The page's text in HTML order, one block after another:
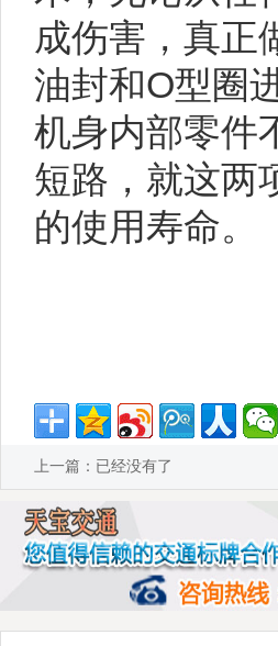
成伤害，真正
油封和O型圈
机身内部零件
短路，就这两
的使用寿命。
上一篇：已经没有了